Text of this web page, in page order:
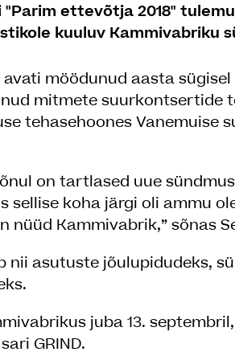
ettevõtja 2018"
kuuluv Kammivabriku
möödunud aasta sügisel
mitmete suurkontsertide
tehasehoones Vanemuise
on tartlased uue
sellise koha järgi oli ammu
nüüd Kammivabrik,” sõnas
nii asutuste jõulupidudeks,
juba 13.
GRIND.